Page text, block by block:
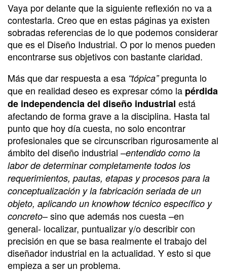
Vaya por delante que la siguiente reflexión no va a
contestarla. Creo que en estas páginas ya existen
sobradas referencias de lo que podemos considerar
que es el Diseño Industrial. O por lo menos pueden
encontrarse sus objetivos con bastante claridad.
Más que dar respuesta a esa “tópica”pregunta lo
que en realidad deseo es expresar cómo la pérdida
de independencia del diseño industrial está
afectando de forma grave a la disciplina. Hasta tal
punto que hoy día cuesta, no solo encontrar
profesionales que se circunscriban rigurosamente al
ámbito del diseño industrial –entendido como la
labor de determinar completamente todos los
requerimientos, pautas, etapas y procesos para la
conceptualización y la fabricación seriada de un
objeto, aplicando un knowhow técnico específico y
concreto– sino que además nos cuesta –en
general- localizar, puntualizar y/o describir con
precisión en que se basa realmente el trabajo del
diseñador industrial en la actualidad. Y esto si que
empieza a ser un problema.